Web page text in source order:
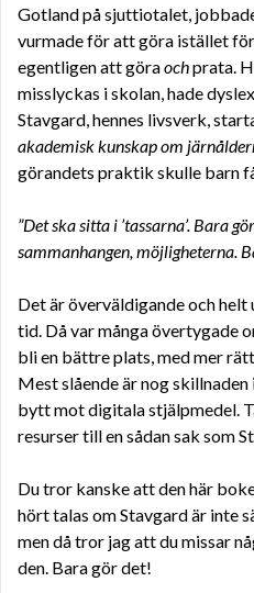
Gotland på sjuttiotalet,
vurmade för att göra istället
egentligen att göraochprata.
misslyckas i skolan, hade
Stavgard, hennes livsverk,
akademisk kunskap om
görandets praktik skulle barn
”Det ska sitta i ’tassarna’. Bara
sammanhangen, möjligheterna.
Det är överväldigande och
tid. Då var många övertygade
bli en bättre plats, med mer
Mest slående är nog
bytt mot digitala stjälpmedel.
resurser till en sådan sak som
Du tror kanske att den här
hört talas om Stavgard är inte
men då tror jag att du missar
den. Bara gör det!